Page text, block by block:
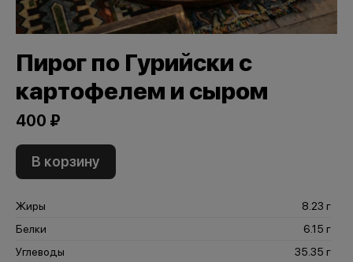
Пирог по Гурийски с
картофелем и сыром
400 ₽
В корзину
Жиры
8.23 г
Белки
6.15 г
Углеводы
35.35 г